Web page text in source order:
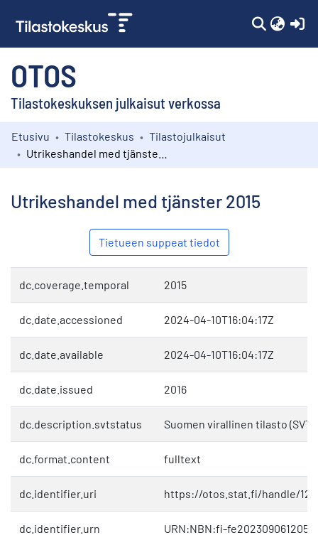
OTOS
Tilastokeskuksen julkaisut verkossa
Kokoelmat
Etusivu Tilastokeskus
Tilastojulkaisut
Utrikeshandel med tjänster 2015
Tietueen suppeat tiedot
dc.coverage.temporal 2015
dc.date.accessioned 2024-04-10T16:04:17Z
dc.date.available 2024-04-10T16:04:17Z
dc.date.issued 2016
dc.description.svtstatus Suomen virallinen tilasto (SVT)
dc.format.content fulltext
dc.identifier.uri https://otos.stat.fi/handle/
dc.identifier.urn URN:NBN:fi-